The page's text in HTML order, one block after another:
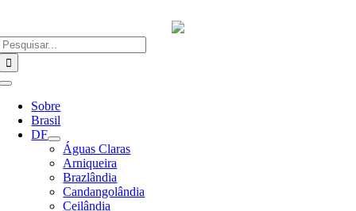
o
conteúdo
Alternar
Navegação
Sobre
Brasil
DF
Águas Claras
Arniqueira
Brazlândia
Candangolândia
Ceilândia